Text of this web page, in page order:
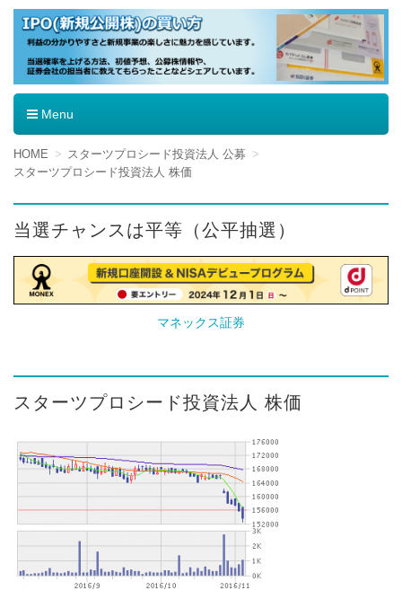
IPO（新規公開株）の買い方
Menu
コ
ン
ン
ツ
へ
移
動
HOME
スターツプロシード投資法人 公募
スターツプロシード投資法人 株価
当選チャンスは平等（公平抽選）
マネックス証券
スターツプロシード投資法人 株価